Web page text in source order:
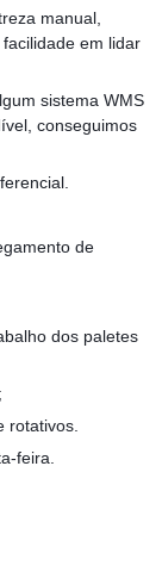
manual,
em lidar
sistema WMS
conseguimos
de
dos paletes
rotativos.
feira.